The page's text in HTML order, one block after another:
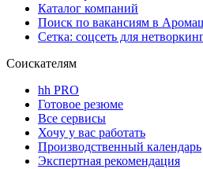
Каталог компаний
Поиск по вакансиям в
Сетка: соцсеть для
Соискателям
hh PRO
Готовое резюме
Все сервисы
Хочу у вас работать
Производственный календарь
Экспертная рекомендация